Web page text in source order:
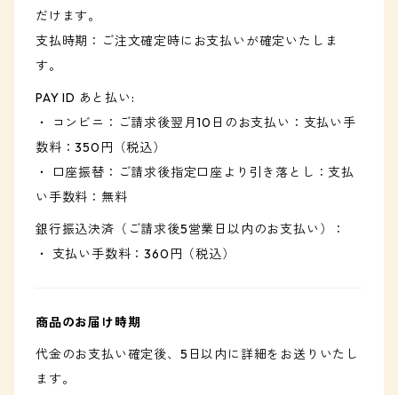
だけます。
支払時期：ご注文確定時にお支払いが確定いたしま
す。
PAY ID あと払い:
・ コンビニ：ご請求後翌月10日のお支払い：支払い手
数料：350円（税込）
・ 口座振替：ご請求後指定口座より引き落とし：支払
い手数料：無料
銀行振込決済（ご請求後5営業日以内のお支払い）：
・ 支払い手数料：360円（税込）
商品のお届け時期
代金のお支払い確定後、5日以内に詳細をお送りいたし
ます。